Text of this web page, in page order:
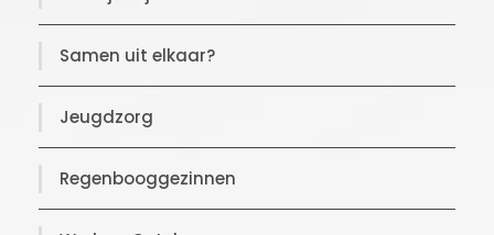
Samen uit elkaar?
Jeugdzorg
Regenbooggezinnen